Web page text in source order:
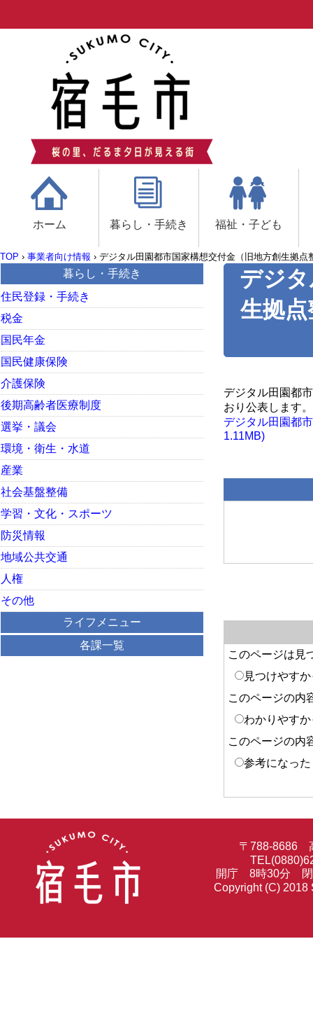
ホーム 暮らし・手続き 福祉・子ども
TOP › 事業者向け情報 › デジタル田園都市国家構想交付金（旧地方創生拠
デジ
生拠
デジタル田園都
おり公表します。
デジタル田園都
1.11MB)
このページは見
見つけやす
このページの内
わかりやす
このページの内
参考になった
暮らし・手続き
住民登録・手続き
税金
国民年金
国民健康保険
介護保険
後期高齢者医療制度
選挙・議会
環境・衛生・水道
産業
社会基盤整備
学習・文化・スポーツ
防災情報
地域公共交通
人権
その他
ライフメニュー
各課一覧
〒788-8686
開庁 8時30分 閉
Copyright (C) 2018